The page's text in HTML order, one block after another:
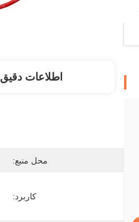
اطلاعات دقیق
محل منبع:
کاربرد: